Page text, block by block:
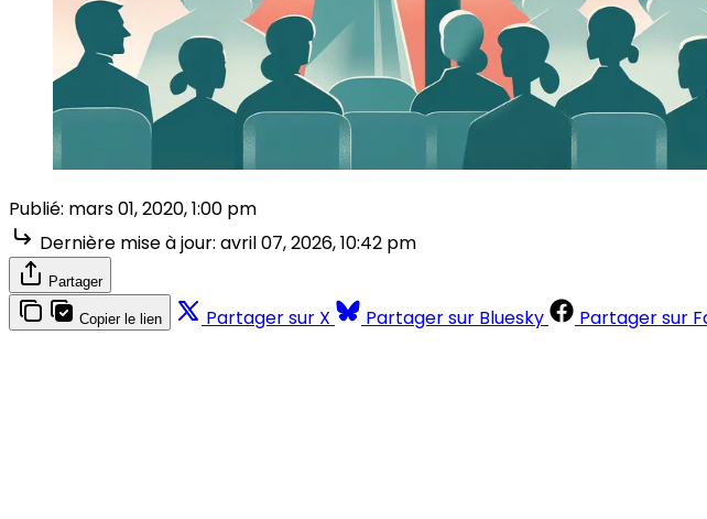
Publié: mars 01, 2020, 1:00 pm
Dernière mise à jour: avril 07, 2026, 10:42 pm
Partager
Copier le lien Partager sur X Partager sur Bluesky Partager sur